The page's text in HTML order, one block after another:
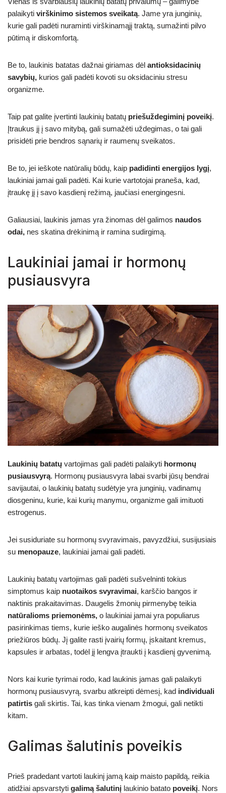
palaikyti virškinimo sistemos sveikatą. Jame yra junginių,
kurie gali padėti nuraminti virškinamąjį traktą, sumažinti pilvo
pūtimą ir diskomfortą.
Be to, laukinis batatas dažnai giriamas dėl antioksidacinių
savybių, kurios gali padėti kovoti su oksidaciniu stresu
organizme.
Taip pat galite įvertinti laukinių batatų priešuždegiminį poveikį.
Įtraukus jį į savo mitybą, gali sumažėti uždegimas, o tai gali
prisidėti prie bendros sąnarių ir raumenų sveikatos.
Be to, jei ieškote natūralių būdų, kaip padidinti energijos lygį,
laukiniai jamai gali padėti. Kai kurie vartotojai praneša, kad,
įtraukę jį į savo kasdienį režimą, jaučiasi energingesni.
Galiausiai, laukinis jamas yra žinomas dėl galimos naudos
odai, nes skatina drėkinimą ir ramina sudirgimą.
Laukiniai jamai ir hormonų
pusiausvyra
Laukinių batatų vartojimas gali padėti palaikyti hormonų
pusiausvyrą. Hormonų pusiausvyra labai svarbi jūsų bendrai
savijautai, o laukinių batatų sudėtyje yra junginių, vadinamų
diosgeninu, kurie, kai kurių manymu, organizme gali imituoti
estrogenus.
Jei susiduriate su hormonų svyravimais, pavyzdžiui, susijusiais
su menopauze, laukiniai jamai gali padėti.
Laukinių batatų vartojimas gali padėti sušvelninti tokius
simptomus kaip nuotaikos svyravimai, karščio bangos ir
naktinis prakaitavimas. Daugelis žmonių pirmenybę teikia
natūralioms priemonėms, o laukiniai jamai yra populiarus
pasirinkimas tiems, kurie ieško augalinės hormonų sveikatos
priežiūros būdų. Jį galite rasti įvairių formų, įskaitant kremus,
kapsules ir arbatas, todėl jį lengva įtraukti į kasdienį gyvenimą.
Nors kai kurie tyrimai rodo, kad laukinis jamas gali palaikyti
hormonų pusiausvyrą, svarbu atkreipti dėmesį, kad individuali
patirtis gali skirtis. Tai, kas tinka vienam žmogui, gali netikti
kitam.
Galimas šalutinis poveikis
Prieš pradedant vartoti laukinį jamą kaip maisto papildą, reikia
atidžiai apsvarstyti galimą šalutinį laukinio batato poveikį. Nors